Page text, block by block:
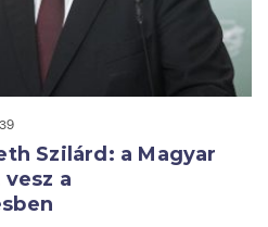
Szilárd: a Magyar
a